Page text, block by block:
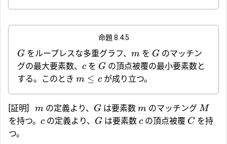
命題 8.4.5
G をループレスな多重グラフ、 m を G のマッチン
グの最大要素数、 c を G の頂点被覆の最小要素数と
する。このとき m ≤ cが成り立つ。
[証明] m の定義より、 G は要素数 m のマッチング M
を持つ。 c の定義より、 G は要素数 c の頂点被覆 C を持
つ。